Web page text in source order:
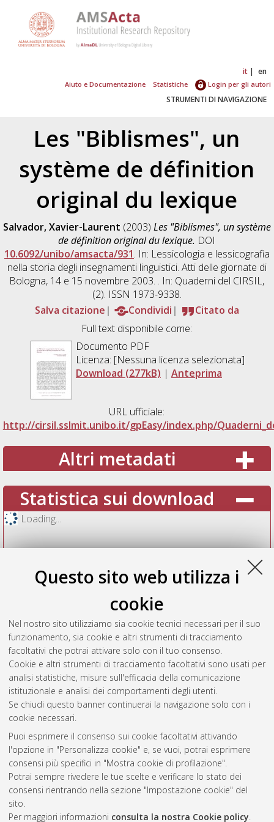
Questo sito web utilizza i
cookie
Nel nostro sito utilizziamo sia cookie tecnici necessari per il suo
funzionamento, sia cookie e altri strumenti di tracciamento
facoltativi che potrai attivare solo con il tuo consenso.
Cookie e altri strumenti di tracciamento facoltativi sono usati per
analisi statistiche, misure sull'efficacia della comunicazione
istituzionale e analisi dei comportamenti degli utenti.
Se chiudi questo banner continuerai la navigazione solo con i
cookie necessari.
Puoi esprimere il consenso sui cookie facoltativi attivando
l'opzione in "Personalizza cookie" e, se vuoi, potrai esprimere
consensi più specifici in "Mostra cookie di profilazione".
Potrai sempre rivedere le tue scelte e verificare lo stato dei
consensi rientrando nella sezione "Impostazione cookie" del
sito.
Per maggiori informazioni consulta la nostra Cookie policy.
it en
Aiuto e Documentazione Statistiche Login per gli autori
STRUMENTI DI NAVIGAZIONE
Les "Biblismes", un
système de définition
original du lexique
Salvador, Xavier-Laurent (2003) Les "Biblismes", un système
de définition original du lexique. DOI
10.6092/unibo/amsacta/931. In: Lessicologia e lessicografia
nella storia degli insegnamenti linguistici. Atti delle giornate di
Bologna, 14 e 15 novembre 2003. . In: Quaderni del CIRSIL,
(2). ISSN 1973-9338.
Salva citazione
Condividi
Citato da
Full text disponibile come:
Documento PDF
Licenza: [Nessuna licenza selezionata]
Download (277kB) | Anteprima
URL ufficiale:
http://cirsil.sslmit.unibo.it/gpEasy/index.php/
Altri metadati
Statistica sui download
Loading...
Vedi altre statistiche
Gestione del documento:
Atom
Rss
AMS Acta
ISSN: 2038-7954
re3data.org -
doi.org/10.17616/R3P19R
Servizio implementato e